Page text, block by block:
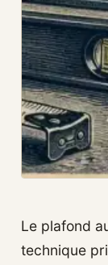
Le plafond
technique